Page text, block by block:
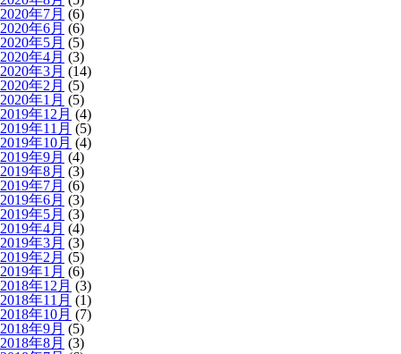
2020年7月 (6)
2020年6月 (6)
2020年5月 (5)
2020年4月 (3)
2020年3月 (14)
2020年2月 (5)
2020年1月 (5)
2019年12月 (4)
2019年11月 (5)
2019年10月 (4)
2019年9月 (4)
2019年8月 (3)
2019年7月 (6)
2019年6月 (3)
2019年5月 (3)
2019年4月 (4)
2019年3月 (3)
2019年2月 (5)
2019年1月 (6)
2018年12月 (3)
2018年11月 (1)
2018年10月 (7)
2018年9月 (5)
2018年8月 (3)